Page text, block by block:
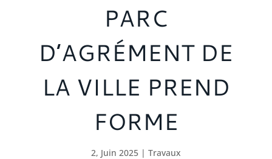
PARC
D’AGRÉMENT DE
LA VILLE PREND
FORME
2, Juin 2025| Travaux